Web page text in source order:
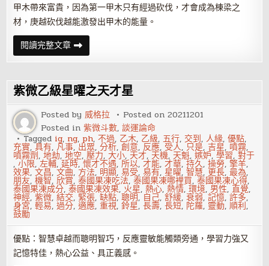
甲木帶來富貴，因為第一甲木只有經過砍伐，才會成為棟梁之
材，庚越砍伐越能激發出甲木的能量。
閱讀完整文章十
天
干
十
二
地
支
喜
忌
——
甲
木
篇
紫微乙級星曜之天才星
Posted by威格拉 Posted on20211201
Posted in紫微斗數,談運論命
Tagged ig, ng, ph,不過, 乙木, 乙級,五行, 交到,人緣,優點,
充實,具有,凡事,出眾,分析,創意, 反應, 受人, 只是,吉星, 噴霧,
噴霧劑,地劫,地空,壓力,大小, 天才, 天機, 天魁,嫉妒,學習,對于
,小限,左輔,延時,懷才不遇,所以,才能,才華,持久,操勞,擎羊,
效果,文昌,文曲, 方法, 明顯,易受,易有, 星曜,智慧, 更長,最為,
朋友,機智,欣賞,泰國果凍吃法,泰國果凍哪裡買,泰國果凍心得,
泰國果凍成分,泰國果凍效果, 火星,熱心,熱情,環境, 男性,直覺,
神經,紫微,結交, 緊張,缺點,聰明, 自己,舒緩,衰弱,記憶,許多,
身宮,輕易,過分,適應,重視,鈴星,長壽,長短, 陀羅, 靈動,順利,
鼓勵
優點：智慧卓越而聰明智巧，反應靈敏能觸類旁通，學習力強又
記憶特佳，熱心公益、具正義感。